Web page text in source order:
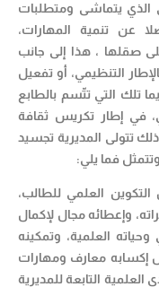
الذي يتماشى ومتطلبات
عن تنمية المهارات،
صقلها ، هذا إلى جانب
التنظيمي، أو تفعيل
تلك التي تتّسم بالطابع
في إطار تكريس ثقافة
تتولى المديرية تجسيد
فما يلي:
العلمي للطالب،
وإعطائه مجال لإكمال
العلمية، وتمكينه
إكسابه معارف ومهارات
التابعة للمديرية